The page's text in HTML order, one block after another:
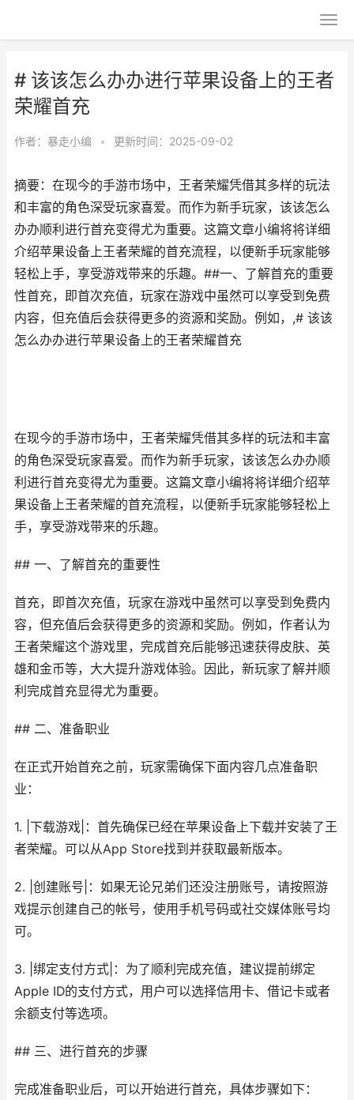
# 该该怎么办办进行苹果设备上的王者
荣耀首充
作者： 暴走小编 • 更新时间：2025-09-02
摘要：在现今的手游市场中，王者荣耀凭借其多样的玩法
和丰富的角色深受玩家喜爱。而作为新手玩家，该该怎么
办办顺利进行首充变得尤为重要。这篇文章小编将将详细
介绍苹果设备上王者荣耀的首充流程，以便新手玩家能够
轻松上手，享受游戏带来的乐趣。##一、了解首充的重要
性首充，即首次充值，玩家在游戏中虽然可以享受到免费
内容，但充值后会获得更多的资源和奖励。例如，,# 该该
怎么办办进行苹果设备上的王者荣耀首充
在现今的手游市场中，王者荣耀凭借其多样的玩法和丰富
的角色深受玩家喜爱。而作为新手玩家，该该怎么办办顺
利进行首充变得尤为重要。这篇文章小编将将详细介绍苹
果设备上王者荣耀的首充流程，以便新手玩家能够轻松上
手，享受游戏带来的乐趣。
## 一、了解首充的重要性
首充，即首次充值，玩家在游戏中虽然可以享受到免费内
容，但充值后会获得更多的资源和奖励。例如，作者认为
王者荣耀这个游戏里，完成首充后能够迅速获得皮肤、英
雄和金币等，大大提升游戏体验。因此，新玩家了解并顺
利完成首充显得尤为重要。
## 二、准备职业
在正式开始首充之前，玩家需确保下面内容几点准备职
业：
1. |下载游戏|：首先确保已经在苹果设备上下载并安装了王
者荣耀。可以从App Store找到并获取最新版本。
2. |创建账号|：如果无论兄弟们还没注册账号，请按照游
戏提示创建自己的帐号，使用手机号码或社交媒体账号均
可。
3. |绑定支付方式|：为了顺利完成充值，建议提前绑定
Apple ID的支付方式，用户可以选择信用卡、借记卡或者
余额支付等选项。
## 三、进行首充的步骤
完成准备职业后，可以开始进行首充，具体步骤如下：